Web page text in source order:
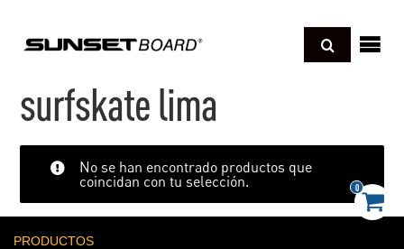
pro
surfskate lima
No se han encontrado productos que
coincidan con tu selección.
PRODUCTOS
0